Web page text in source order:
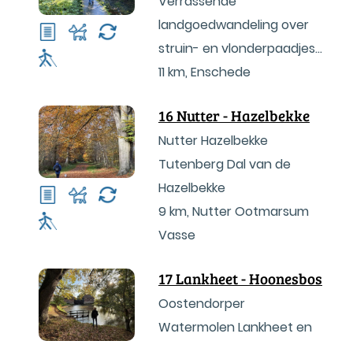
landgoedwandeling over
struin- en vlonderpaadjes
vanaf de rand van
11 km, Enschede
16 Nutter - Hazelbekke
Nutter Hazelbekke
Tutenberg Dal van de
Hazelbekke
9 km, Nutter Ootmarsum
Vasse
17 Lankheet - Hoonesbos
Oostendorper
Watermolen Lankheet en